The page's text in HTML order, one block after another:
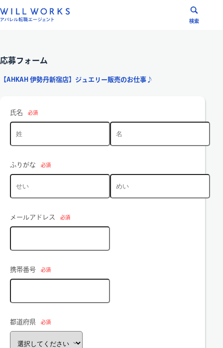
ン
ツ
ス
検索
応募フォーム
【AHKAH 伊勢丹新宿店】ジュエリー販売のお仕事♪
氏名 必須
ふりがな 必須
メールアドレス 必須
携帯番号 必須
都道府県 必須